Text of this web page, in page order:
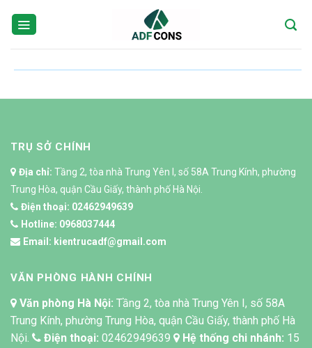
TRỤ SỞ CHÍNH
Địa chỉ: Tầng 2, tòa nhà Trung Yên I, số 58A Trung Kính, phường
Trung Hòa, quận Cầu Giấy, thành phố Hà Nội.
Điện thoại: 02462949639
Hotline: 0968037444
Email: kientrucadf@gmail.com
VĂN PHÒNG HÀNH CHÍNH
Văn phòng Hà Nội: Tầng 2, tòa nhà Trung Yên I, số 58A
Trung Kính, phường Trung Hòa, quận Cầu Giấy, thành phố Hà
Nội.
Điện thoại: 02462949639 Hệ thống chi nhánh: 15